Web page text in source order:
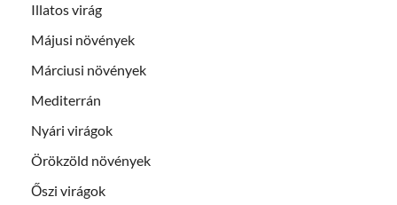
Illatos virág
Májusi növények
Márciusi növények
Mediterrán
Nyári virágok
Örökzöld növények
Őszi virágok